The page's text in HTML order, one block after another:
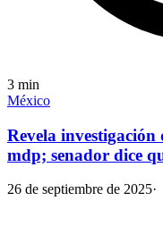
3 min
México
Revela
mdp; senador dice
26 de septiembre de 2025·